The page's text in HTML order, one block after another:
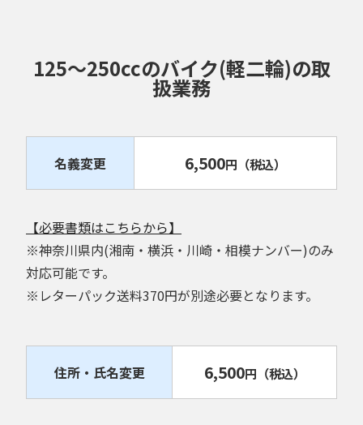
125～250ccのバイク(軽二輪)の取
扱業務
名義変更 6,500円 （税込）
【必要書類はこちらから】
※神奈川県内(湘南・横浜・川崎・相模ナンバー)のみ
対応可能です。
※レターパック送料370円が別途必要となります。
住所・氏名変更 6,500円 （税込）